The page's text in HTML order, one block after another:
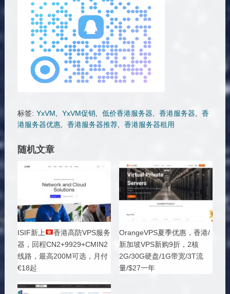
标签: YxVM YxVM促销, 低价香港服务器 香港服务器
香
港服务器优惠, 香港服务器推荐, 香港服务器租用
随机文章
ISIF新上
香港高防VPS服务
器，回程CN2+9929+CMIN2
线路，最高200M可选，月付
€18起
OrangeVPS夏季优惠，香港/
新加坡VPS新购9折，2核
2G/30G硬盘/1G带宽/3T流
量/$27一年